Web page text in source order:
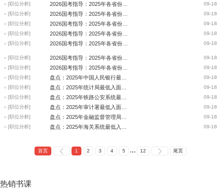
09-18
[职位分析]
09-18
[职位分析]
09-18
[职位分析]
09-18
[职位分析]
09-18
[职位分析]
09-18
[职位分析]
09-18
[职位分析]
09-18
[职位分析]
09-18
[职位分析]
09-18
[职位分析]
09-18
[职位分析]
09-18
[职位分析]
09-18
[职位分析]
首页 1 2 3 4 5 ... 12 尾页
热销书课